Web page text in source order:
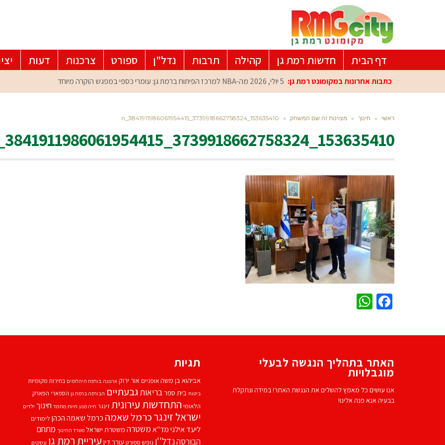
דף הבית חדשות רמת גן קהילה תרבות נדל"ן ספורט צרכנות דעות
כתבות אחרונות במקומונט רמת גן: 5 יולי, 2026 מה-NBA למרכז הפיתוח ברמת גן: עומרי כספי במפגש הוקרה מיוחד
ראשי » חינוך » מצוינות זה שם המשחק »
153635410_3739918662758324_3841911986061954415_n
153635410_3739918662758324_3841911986061954415_n
Facebook
האתר בתהליך הנגשה לבעלי
מוגבלויות
אנו עושים כל מאמץ להשלים את הנגשת האתר! במידה ונתקלת
בבעיה אנא פנה אלינו!
תגיות
אביהוא בן משהאופניים אור ירוק ארנונה בורסת היהלומים בחירות מקומיות
ביטוח בית ספרבריאותגבעתיים הבורסה ברמת גן הספארי הפארק
הלאומי התחדשות עירוניתזינגר חיה מנע חיות מחמד חינוך ילדים
ישראל זינגרכרמל שאמה כרמל שאמה הכהן לימודים
ליעד אילנימד''אמשטרה משטרת ישראל משרד החינוך מתחם
הבורסהנדל''ן נופש ספורט עורך דין עיריית רמת גן עסקים